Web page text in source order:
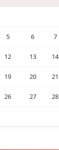
5 6 7
12 13 14
19 20 21
26 27 28